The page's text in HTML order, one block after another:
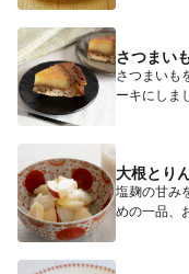
さつまい
さつまいも
ーキにしま
大根とり
塩麹の甘み
めの一品、